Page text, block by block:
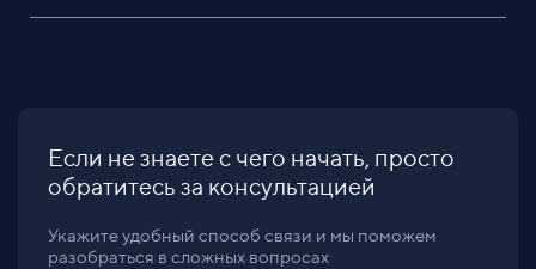
Если не знаете с чего начать, просто
обратитесь за консультацией
Укажите удобный способ связи и мы поможем
разобраться в сложных вопросах